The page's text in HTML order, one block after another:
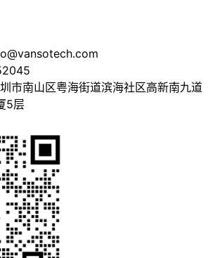
市南山区粤海街道滨海社区高新南九道
5层